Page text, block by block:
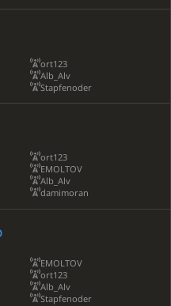
ort123
Alb_Alv
Stapfenoder
ort123
EMOLTOV
Alb_Alv
damimoran
EMOLTOV
ort123
Alb_Alv
Stapfenoder